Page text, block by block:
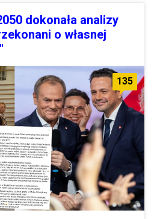
dokonała analizy
o własnej
135